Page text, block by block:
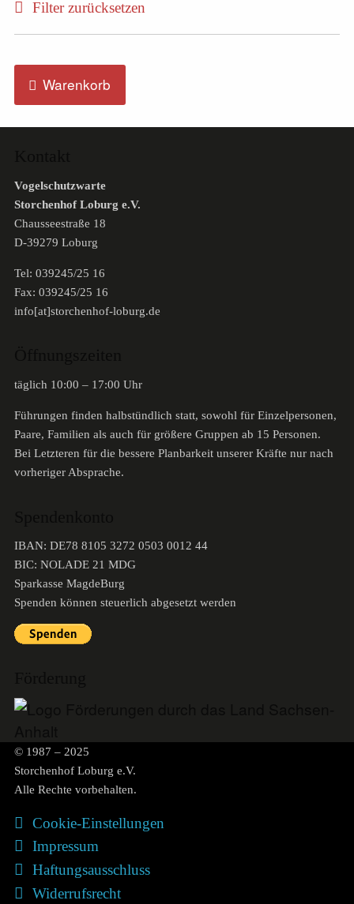
Filter zurücksetzen
Warenkorb
Vogelschutzwarte
Storchenhof Loburg e.V.
Chausseestraße 18
D-39279 Loburg
Tel: 039245/25 16
Fax: 039245/25 16
info[at]storchenhof-loburg.de
täglich 10:00 – 17:00 Uhr
Führungen finden halbstündlich statt, sowohl für Einzelpersonen,
Paare, Familien als auch für größere Gruppen ab 15 Personen.
Bei Letzteren für die bessere Planbarkeit unserer Kräfte nur nach
vorheriger Absprache.
IBAN: DE78 8105 3272 0503 0012 44
BIC: NOLADE 21 MDG
Sparkasse MagdeBurg
Spenden können steuerlich abgesetzt werden
© 1987 – 2025
Storchenhof Loburg e.V.
Alle Rechte vorbehalten.
Cookie-Einstellungen
Navigation überspringen
Impressum
Haftungsausschluss
Widerrufsrecht